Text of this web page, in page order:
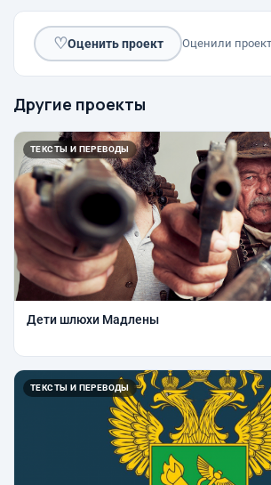
♡Оценить проект Оценили
Другие проекты
ТЕКСТЫ И ПЕРЕВОДЫ
Дети шлюхи Мадлены
ТЕКСТЫ И ПЕРЕВОДЫ